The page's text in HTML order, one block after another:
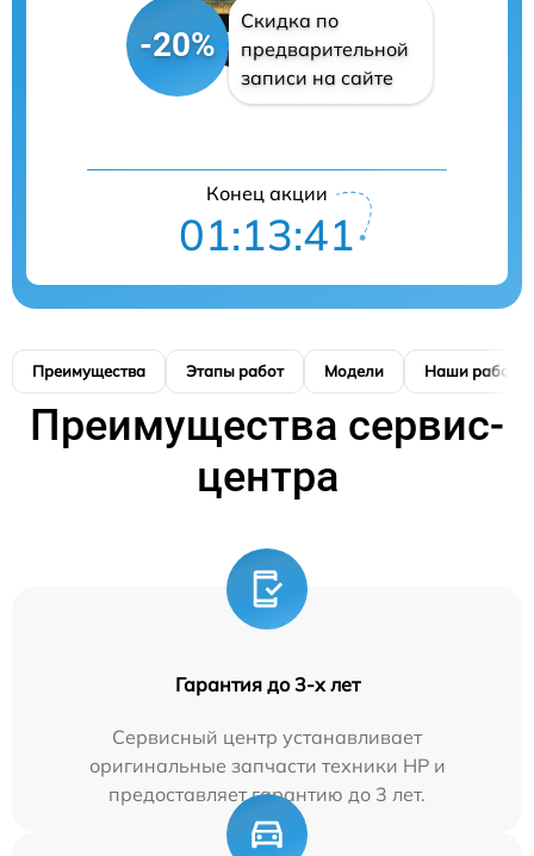
-20%
Скидка по
предварительной
записи на сайте
Конец акции
01:13:40
Преимущества Этапы работ Модели Наши работы
Преимущества сервис-
центра
Гарантия до 3-х лет
Сервисный центр устанавливает
оригинальные запчасти техники HP и
предоставляет гарантию до 3 лет.